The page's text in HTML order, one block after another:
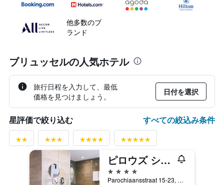
他多数のブ
ランド
ブリュッセルの人気ホテル
旅行日程を入力して、最低
価格を見つけましょう。
日付を選択
星評価で絞り込む すべての絞込み条件
ピロウズ シティ ホテル ブリュッセルズ センター
4つ星
Parochiaansstraat 15-23, ブリュッセル, ベルギー